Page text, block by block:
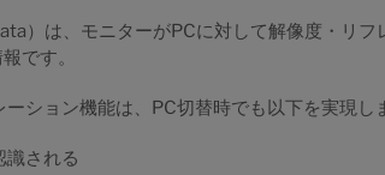
）は、モニターがPCに対して解像度・リフ
です。
ション機能は、PC切替時でも以下を実現し
識される